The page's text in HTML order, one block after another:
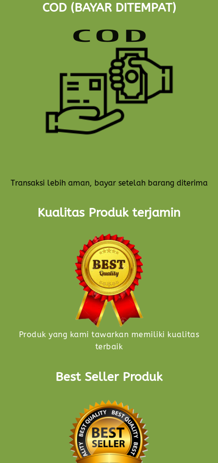
COD (BAYAR DITEMPAT)
Transaksi lebih aman, bayar setelah barang diterima
Kualitas Produk terjamin
Produk yang kami tawarkan memiliki kualitas
terbaik
Best Seller Produk